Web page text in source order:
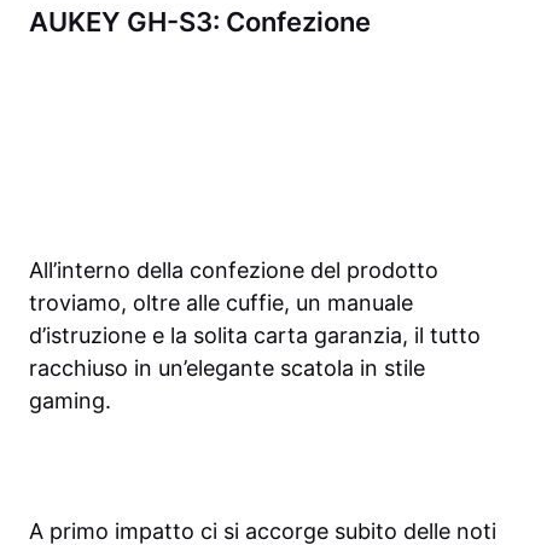
AUKEY GH-S3: Confezione
All’interno della confezione del prodotto
troviamo, oltre alle cuffie, un manuale
d’istruzione e la solita carta garanzia, il tutto
racchiuso in un’elegante scatola in stile
gaming.
A primo impatto ci si accorge subito delle noti